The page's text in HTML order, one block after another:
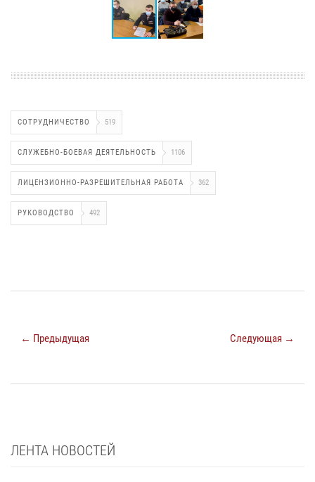
СОТРУДНИЧЕСТВО 519
СЛУЖЕБНО-БОЕВАЯ ДЕЯТЕЛЬНОСТЬ 1106
ЛИЦЕНЗИОННО-РАЗРЕШИТЕЛЬНАЯ РАБОТА 362
РУКОВОДСТВО 492
← Предыдущая Следующая →
ЛЕНТА НОВОСТЕЙ